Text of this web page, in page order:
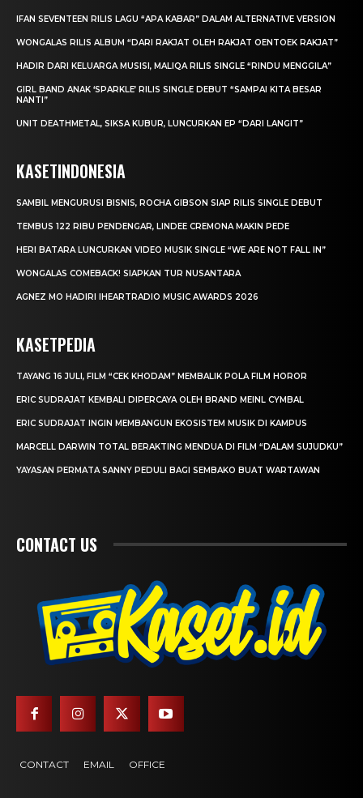
IFAN SEVENTEEN RILIS LAGU “APA KABAR” DALAM ALTERNATIVE VERSION
WONGALAS RILIS ALBUM “DARI RAKJAT OLEH RAKJAT OENTOEK RAKJAT”
HADIR DARI KELUARGA MUSISI, MALIQA RILIS SINGLE “RINDU MENGGILA”
GIRL BAND ANAK ‘SPARKLE’ RILIS SINGLE DEBUT “SAMPAI KITA BESAR
NANTI”
UNIT DEATHMETAL, SIKSA KUBUR, LUNCURKAN EP “DARI LANGIT”
KASETINDONESIA
SAMBIL MENGURUSI BISNIS, ROCHA GIBSON SIAP RILIS SINGLE DEBUT
TEMBUS 122 RIBU PENDENGAR, LINDEE CREMONA MAKIN PEDE
HERI BATARA LUNCURKAN VIDEO MUSIK SINGLE “WE ARE NOT FALL IN”
WONGALAS COMEBACK! SIAPKAN TUR NUSANTARA
AGNEZ MO HADIRI IHEARTRADIO MUSIC AWARDS 2026
KASETPEDIA
TAYANG 16 JULI, FILM “CEK KHODAM” MEMBALIK POLA FILM HOROR
ERIC SUDRAJAT KEMBALI DIPERCAYA OLEH BRAND MEINL CYMBAL
ERIC SUDRAJAT INGIN MEMBANGUN EKOSISTEM MUSIK DI KAMPUS
MARCELL DARWIN TOTAL BERAKTING MENDUA DI FILM “DALAM SUJUDKU”
YAYASAN PERMATA SANNY PEDULI BAGI SEMBAKO BUAT WARTAWAN
CONTACT US
CONTACT EMAIL OFFICE